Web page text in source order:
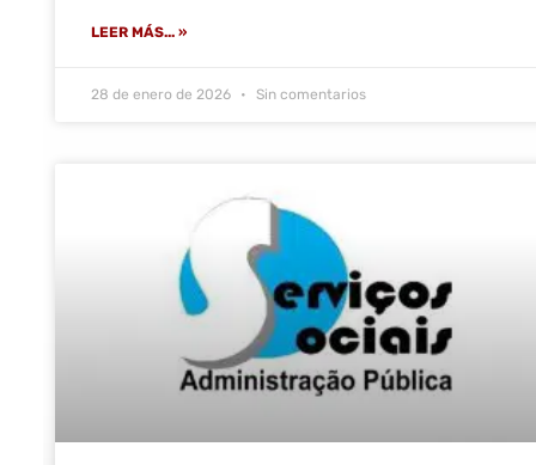
LEER MÁS... »
28 de enero de 2026 Sin comentarios